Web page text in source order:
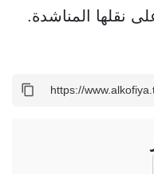
نقلها المناشدة.